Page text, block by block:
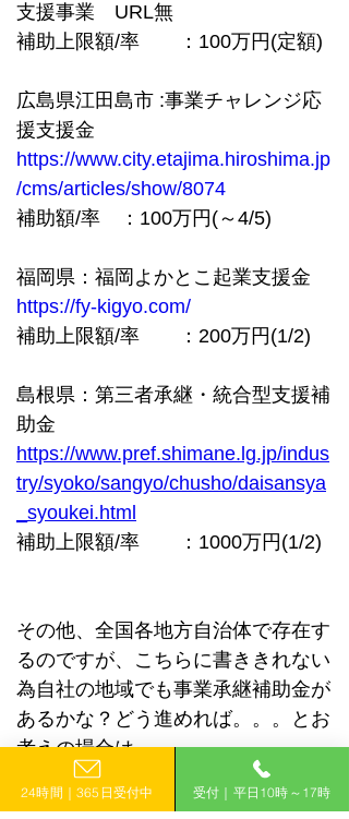
支援事業　URL無
補助上限額/率　　：100万円(定額)
広島県江田島市 :事業チャレンジ応
援支援金
https://www.city.etajima.hiroshima.jp
/cms/articles/show/8074
補助額/率　：100万円(～4/5)
福岡県：福岡よかとこ起業支援金
https://fy-kigyo.com/
補助上限額/率　　：200万円(1/2)
島根県：第三者承継・統合型支援補
助金
https://www.pref.shimane.lg.jp/indus
try/syoko/sangyo/chusho/daisansya
_syoukei.html
補助上限額/率　　：1000万円(1/2)
その他、全国各地方自治体で存在す
るのですが、こちらに書ききれない
為自社の地域でも事業承継補助金が
あるかな？どう進めれば。。。とお
考えの場合は
弊社までお気軽にお問い合わせくだ
さい！
24時間｜365日受付中 受付｜平日10時～17時